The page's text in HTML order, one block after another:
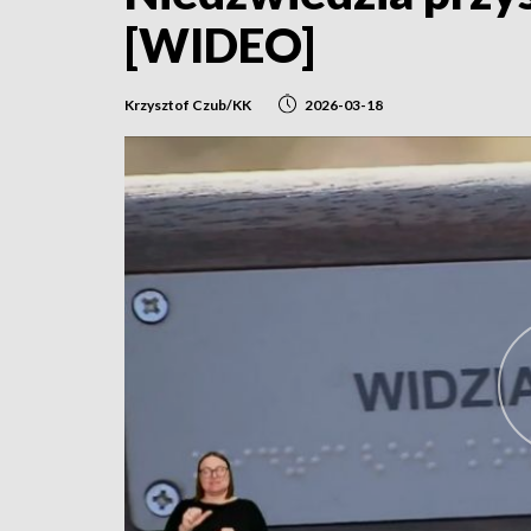
[WIDEO]
Krzysztof Czub/KK 2026-03-18